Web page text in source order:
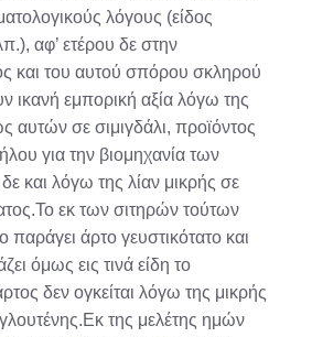
λόγους (είδος
αφ’ ετέρου δε στην
και του αυτού σπόρου σκληρού
ικανή εμπορική αξία λόγω της
αυτών σε σιμιγδάλι, προϊόντος
για την βιομηχανία των
και λόγω της λίαν μικρής σε
εκ των σιτηρών τούτων
άρτο γευστικότατο και
όμως εις τινά είδη το
δεν ογκείται λόγω της μικρής
της μελέτης ημών